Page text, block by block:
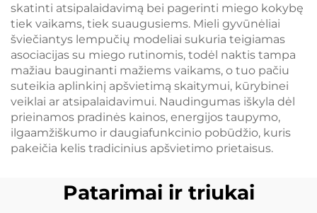
skatinti atsipalaidavimą bei pagerinti miego kokybę
tiek vaikams, tiek suaugusiems. Mieli gyvūnėliai
šviečiantys lempučių modeliai sukuria teigiamas
asociacijas su miego rutinomis, todėl naktis tampa
mažiau bauginanti mažiems vaikams, o tuo pačiu
suteikia aplinkinį apšvietimą skaitymui, kūrybinei
veiklai ar atsipalaidavimui. Naudingumas iškyla dėl
prieinamos pradinės kainos, energijos taupymo,
ilgaamžiškumo ir daugiafunkcinio pobūdžio, kuris
pakeičia kelis tradicinius apšvietimo prietaisus.
Patarimai ir triukai